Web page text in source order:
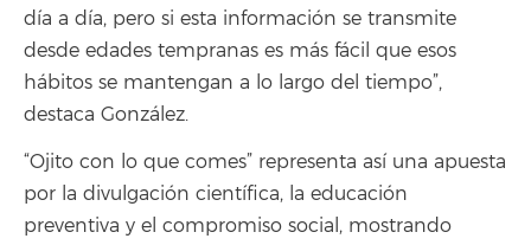
día a día, pero si esta información se transmite
desde edades tempranas es más fácil que esos
hábitos se mantengan a lo largo del tiempo”,
destaca González.
“Ojito con lo que comes” representa así una apuesta
por la divulgación científica, la educación
preventiva y el compromiso social, mostrando